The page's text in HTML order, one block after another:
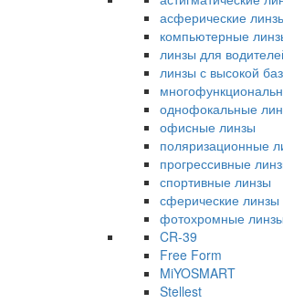
асферические
компьютерные
линзы для
линзы с высокой
однофокальные
офисные линзы
поляризационные
прогрессивные
спортивные линзы
сферические линзы
фотохромные линзы
CR-39
Free Form
MiYOSMART
Stellest